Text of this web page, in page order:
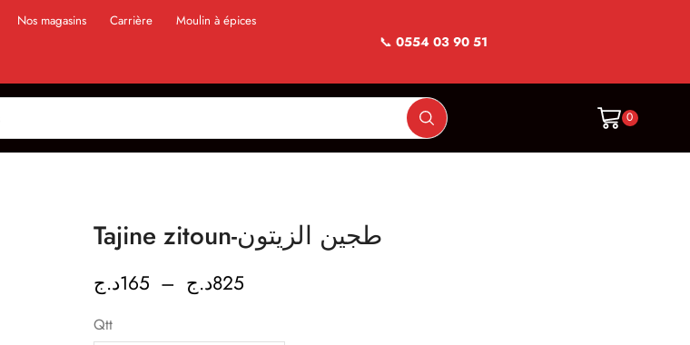
Nos magasins Carrière Moulin à épices
📞 0554 03 90 51
0
Tajine zitoun-طجين الزيتون
165د.ج – 825د.ج
Qtt